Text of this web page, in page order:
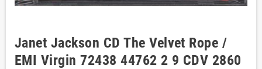
Janet Jackson CD The Velvet Rope /
EMI Virgin 72438 44762 2 9 CDV 2860